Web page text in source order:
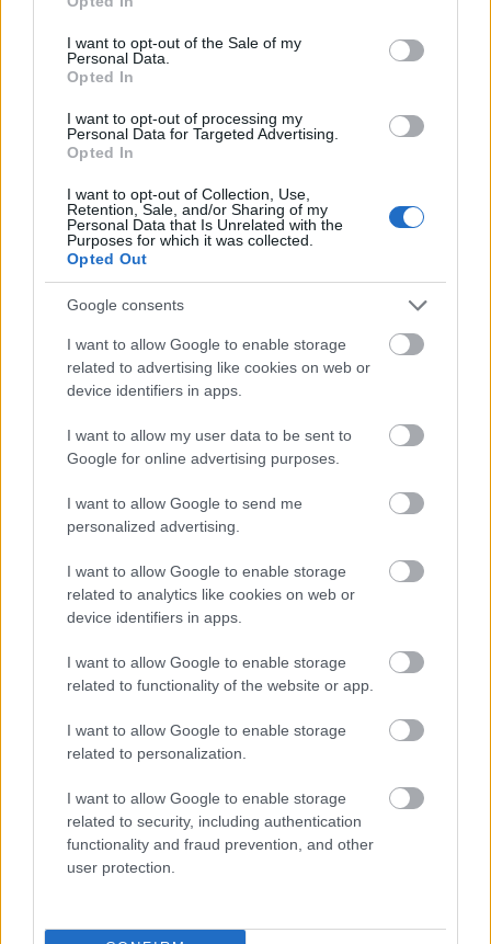
use your data for below specified purposes in below Google
consent section.
I want to opt-out of the Sale of my
Personal Data.
Opted In
I want to opt-out of processing my
Personal Data for Targeted Advertising.
Opted In
I want to opt-out of Collection, Use,
Retention, Sale, and/or Sharing of my
Personal Data that Is Unrelated with the
Purposes for which it was collected.
Opted Out
Google consents
I want to allow Google to enable storage
related to advertising like cookies on web or
device identifiers in apps.
I want to allow my user data to be sent to
Google for online advertising purposes.
I want to allow Google to send me
personalized advertising.
I want to allow Google to enable storage
related to analytics like cookies on web or
device identifiers in apps.
I want to allow Google to enable storage
related to functionality of the website or app.
I want to allow Google to enable storage
related to personalization.
I want to allow Google to enable storage
related to security, including authentication
functionality and fraud prevention, and other
user protection.
MAGYAR KUTATÓ FEDEZTE FEL AZ ÚSZÓK
VILÁGVISZONYLATBAN IS JELENTŐS RÉGÉSZETI
FELTÁRÁS ZAJLIK MAGYARORSZÁGON
A bejegyzés trackback címe:
https://kulturpart.hu/api/trackback/id/7910570
Kommentek:
vonatkozó jogszabályok
értelmében felhasználói tartalomnak
üzemeltetője semmilyen felelősséget
nem vállal, azokat nem ellenőrzi. Kifogás esetén forduljon a blog szerkesztőjéhez.
Felhasználási feltételekben